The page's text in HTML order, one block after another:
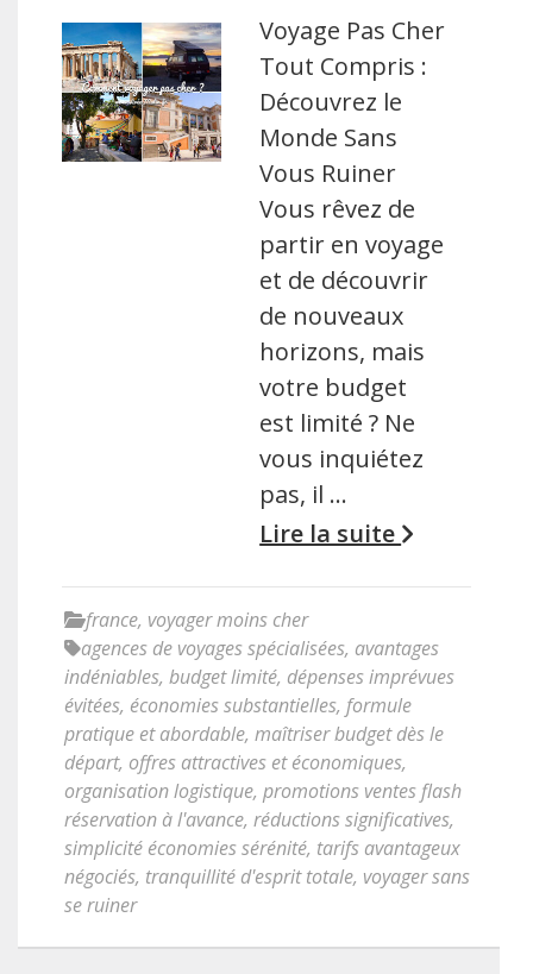
Voyage Pas Cher
Tout Compris :
Découvrez le
Monde Sans
Vous Ruiner
Vous rêvez de
partir en voyage
et de découvrir
de nouveaux
horizons, mais
votre budget
est limité ? Ne
vous inquiétez
pas, il …
Lire la suite
france, voyager moins cher
agences de voyages spécialisées, avantages
indéniables, budget limité, dépenses imprévues
évitées, économies substantielles, formule
pratique et abordable, maîtriser budget dès le
départ, offres attractives et économiques,
organisation logistique, promotions ventes flash
réservation à l'avance, réductions significatives,
simplicité économies sérénité, tarifs avantageux
négociés, tranquillité d'esprit totale, voyager sans
se ruiner